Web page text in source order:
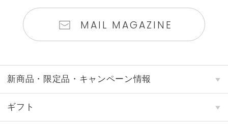
MAIL MAGAZINE
新商品・限定品・キャンペーン情報
ギフト